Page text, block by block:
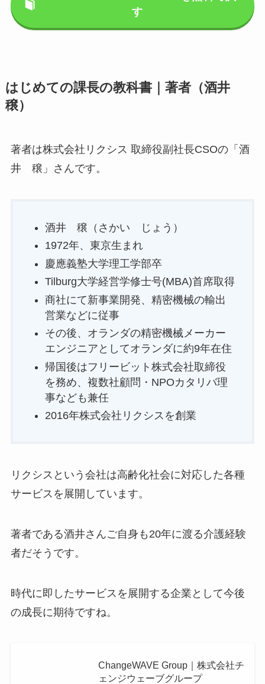
す
はじめての課長の教科書｜著者（酒井
穣）
著者は株式会社リクシス 取締役副社長CSOの「酒
井 穣」さんです。
酒井 穣（さかい じょう）
1972年、東京生まれ
慶應義塾大学理工学部卒
Tilburg大学経営学修士号(MBA)首席取得
商社にて新事業開発、精密機械の輸出
営業などに従事
その後、オランダの精密機械メーカー
エンジニアとしてオランダに約9年在住
帰国後はフリービット株式会社取締役
を務め、複数社顧問・NPOカタリバ理
事なども兼任
2016年株式会社リクシスを創業
リクシスという会社は高齢化社会に対応した各種
サービスを展開しています。
著者である酒井さんご自身も20年に渡る介護経験
者だそうです。
時代に即したサービスを展開する企業として今後
の成長に期待ですね。
ChangeWAVE Group｜株式会社チ
ェンジウェーブグループ